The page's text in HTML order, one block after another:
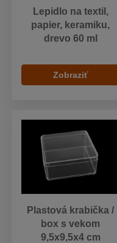
Lepidlo na textil,
papier, keramiku,
drevo 60 ml
Zobraziť
Plastová krabička /
box s vekom
9,5x9,5x4 cm